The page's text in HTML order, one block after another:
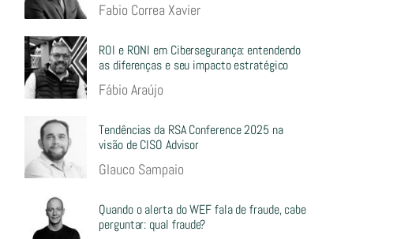
Fabio Correa Xavier
ROI e RONI em Cibersegurança: entendendo
as diferenças e seu impacto estratégico
Fábio Araújo
Tendências da RSA Conference 2025 na
visão de CISO Advisor
Glauco Sampaio
Quando o alerta do WEF fala de fraude, cabe
perguntar: qual fraude?